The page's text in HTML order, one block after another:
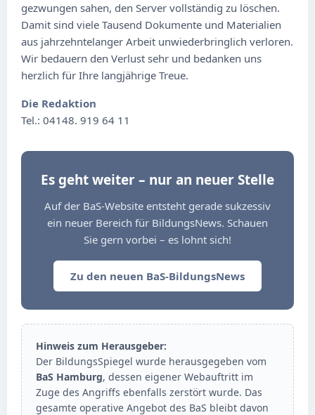
gezwungen sahen, den Server vollständig zu löschen.
Damit sind viele Tausend Dokumente und Materialien
aus jahrzehntelanger Arbeit unwiederbringlich verloren.
Wir bedauern den Verlust sehr und bedanken uns
herzlich für Ihre langjährige Treue.
Die Redaktion
Tel.: 04148. 919 64 11
Es geht weiter – nur an neuer Stelle
Auf der BaS-Website entsteht gerade sukzessiv
ein neuer Bereich für BildungsNews. Schauen
Sie gern vorbei – es lohnt sich!
Zu den neuen BaS-BildungsNews
Hinweis zum Herausgeber:
Der BildungsSpiegel wurde herausgegeben vom
BaS Hamburg, dessen eigener Webauftritt im
Zuge des Angriffs ebenfalls zerstört wurde. Das
gesamte operative Angebot des BaS bleibt davon